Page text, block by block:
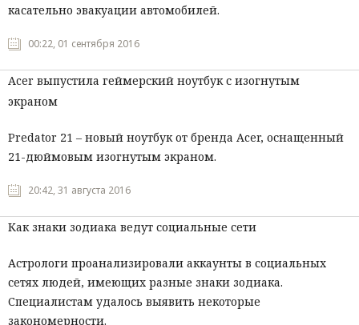
касательно эвакуации автомобилей.
00:22, 01 сентября 2016
Acer выпустила геймерский ноутбук с изогнутым
экраном
Predator 21 – новый ноутбук от бренда Acer, оснащенный
21-дюймовым изогнутым экраном.
20:42, 31 августа 2016
Как знаки зодиака ведут социальные сети
Астрологи проанализировали аккаунты в социальных
сетях людей, имеющих разные знаки зодиака.
Специалистам удалось выявить некоторые
закономерности.